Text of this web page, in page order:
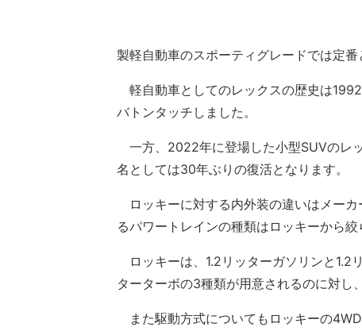
製軽自動車のスポーティグレードでは定番
軽自動車としてのレックスの歴史は
バトンタッチしました。
一方、2022年に登場した小型SUVのレ
名としては30年ぶりの復活となります。
ロッキーに対する内外装の違いはメー
るパワートレインの種類はロッキーから絞
ロッキーは、1.2リッターガソリンと1.2
ターターボの3種類が用意されるのに対し
また駆動方式についてもロッキーの